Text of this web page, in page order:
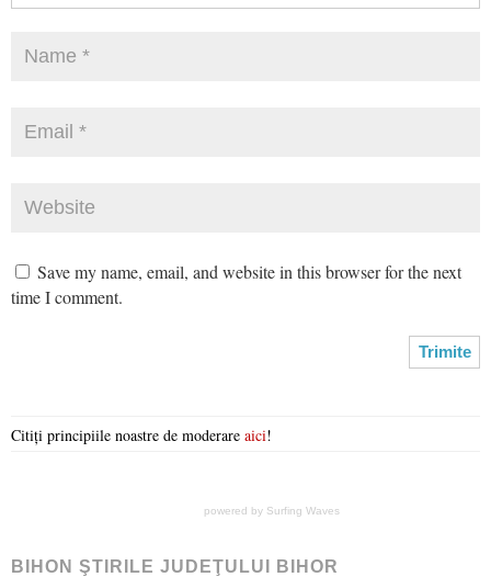
Save my name, email, and website in this browser for the next
time I comment.
Citiți principiile noastre de moderare aici!
powered by Surfing Waves
BIHON ŞTIRILE JUDEŢULUI BIHOR